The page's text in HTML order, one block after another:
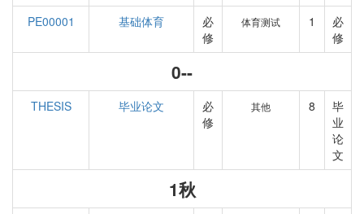
PE00001
基础体育
必
修
体育测试 1
必
修
0--
THESIS 毕业论文
必
修
其他 8
毕
业
论
文
1秋